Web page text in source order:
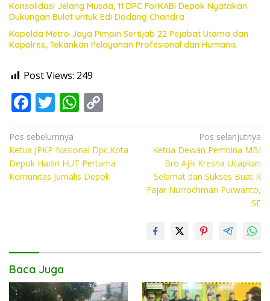
Konsolidasi Jelang Musda, 11 DPC ForKABI Depok Nyatakan
Dukungan Bulat untuk Edi Dadang Chandra
Kapolda Metro Jaya Pimpin Sertijab 22 Pejabat Utama dan
Kapolres, Tekankan Pelayanan Profesional dan Humanis.
Post Views: 249
F
ac
e
b
o
T
w
itt
er
W
h
at
s
A
o
p
y
Li
Navigasi
pos
Pos sebelumnya
Ketua JPKP Nasional Dpc.Kota
Depok Hadiri HUT Pertama
Komunitas Jurnalis Depok
Pos selanjutnya
Ketua Dewan Pembina MBI
Bro Ajik Kresna Ucapkan
Selamat dan Sukses Buat R
Fajar Nurrochman Purwanto,
SE
Baca Juga